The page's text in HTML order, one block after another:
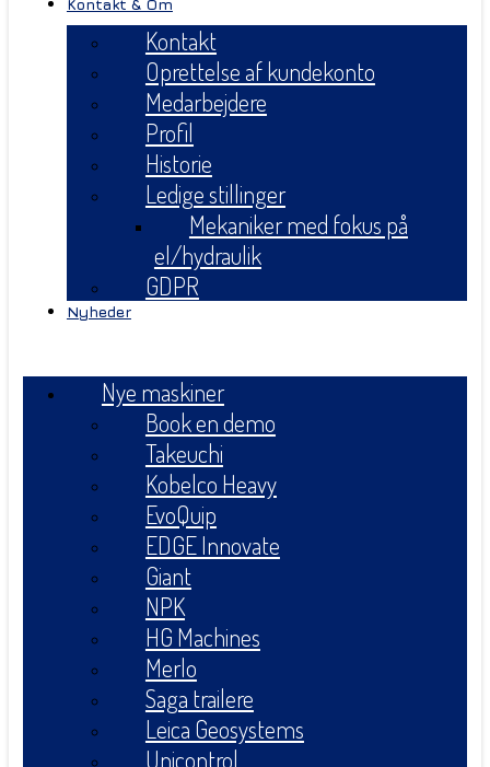
Kontakt & Om
Kontakt
Oprettelse af kundekonto
Medarbejdere
Profil
Historie
Ledige stillinger
Mekaniker med fokus på
el/hydraulik
GDPR
Nyheder
Nye maskiner
Book en demo
Takeuchi
Kobelco Heavy
EvoQuip
EDGE Innovate
Giant
NPK
HG Machines
Merlo
Saga trailere
Leica Geosystems
Unicontrol